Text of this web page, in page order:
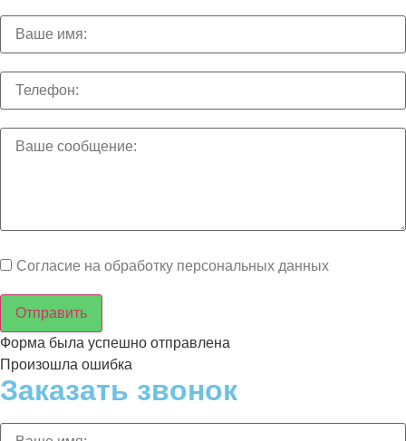
Согласие на обработку персональных данных
Отправить
Форма была успешно отправлена
Произошла ошибка
Заказать звонок